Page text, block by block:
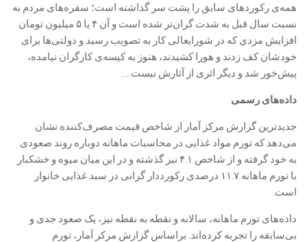
همه‌ی رکوردهای سابق را پشت سر گذاشته است؛ سفره‌های مردم به
نسبت سال قبل به شدت گران‌تر شده است و آن ۴ یا ۵ میلیون تومان
افزایش مزدی که در شورایعالی کار به تصویب رسید و دولتی‌ها برای
خودشان کف زدند و هورا کشیدند، هنوز به کیسه‌ی کارگران نیامده،
پیش‌خور شد و دیگر اثری از آثارش نیست….
داده‌های رسمی
جدیدترین گزارش مرکز آمار از شاخص قیمت مصرف‌کننده نشان
می‌دهد که تورم مواد غذایی در محاسبات ماهانه دوباره روند صعودی
به خود گرفته و از شاخص ۴.۱ نیز گذشته و در این میان میوه و خشکبار
با تورم ماهانه ۱۱.۷ درصدی رکورددار گرانی در سبد غذایی خانوار
است.
داده‌های تورم ماهانه، سالانه و نقطه به نقطه نیز، یک صعود جدی و
بی‌سابقه را تجربه کرده‌اند. براساس گزارش مرکز آمار، تورم